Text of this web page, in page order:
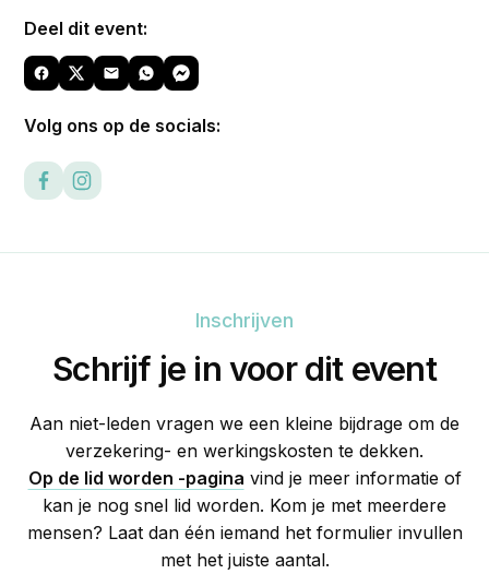
Deel dit event:
Volg ons op de socials:
Inschrijven
Schrijf je in voor dit event
Aan niet-leden vragen we een kleine bijdrage om de
verzekering- en werkingskosten te dekken.
Op de lid worden -pagina vind je meer informatie of
kan je nog snel lid worden. Kom je met meerdere
mensen? Laat dan één iemand het formulier invullen
met het juiste aantal.